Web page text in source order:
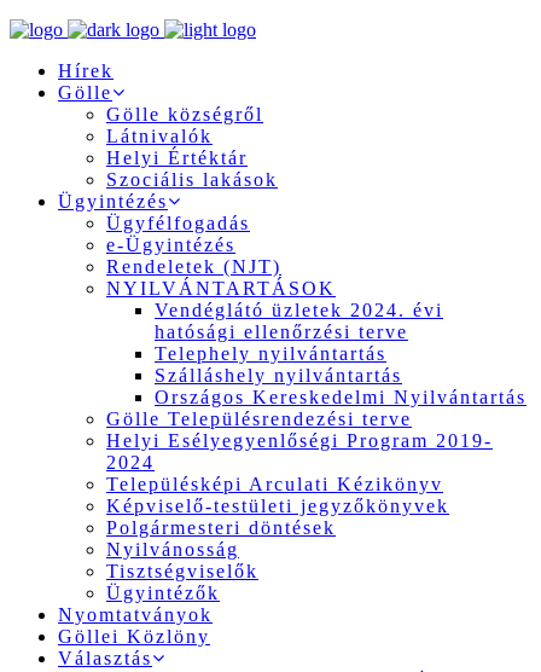
Hírek
Gölle
Gölle községről
Látnivalók
Helyi Értéktár
Szociális lakások
Ügyintézés
Ügyfélfogadás
e-Ügyintézés
Rendeletek (NJT)
NYILVÁNTARTÁSOK
Vendéglátó üzletek 2024. évi
hatósági ellenőrzési terve
Telephely nyilvántartás
Szálláshely nyilvántartás
Országos Kereskedelmi Nyilvántartás
Gölle Településrendezési terve
Helyi Esélyegyenlőségi Program 2019-
2024
Településképi Arculati Kézikönyv
Képviselő-testületi jegyzőkönyvek
Polgármesteri döntések
Nyilvánosság
Tisztségviselők
Ügyintézők
Nyomtatványok
Göllei Közlöny
Választás